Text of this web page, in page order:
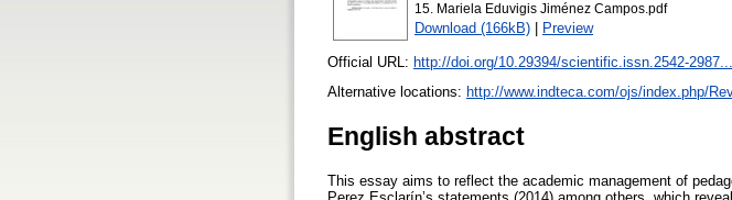
15. Mariela Eduvigis Jiménez Campos.pdf
Download (166kB) | Preview
Official URL: http://doi.org/10.29394/scientific.issn.2542-2987....
Alternative locations: http://www.indteca.com/ojs/index.php/
English abstract
This essay aims to reflect the academic management of